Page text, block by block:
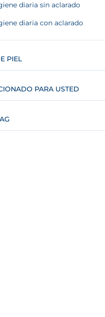
diaria sin aclarado
diaria con aclarado
PIEL
PARA USTED